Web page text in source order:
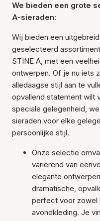
We bieden een grote
A-sieraden:
Wij bieden een
geselecteerd
STINE A, met een
ontwerpen. Of je nu iets
alledaagse stijl aan te
opvallend statement wilt
speciale gelegenheid,
sieraden voor elke
persoonlijke stijl.
Onze selectie
variërend van
elegante
dramatische,
perfect voor zowel
avondkleding. Je